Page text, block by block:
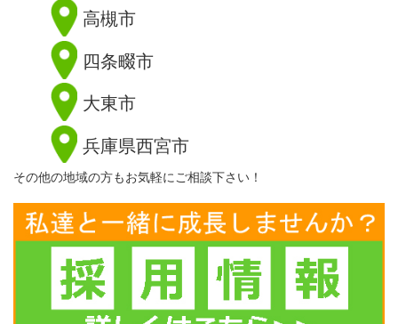
高槻市
四条畷市
大東市
兵庫県西宮市
その他の地域の方もお気軽にご相談下さい！